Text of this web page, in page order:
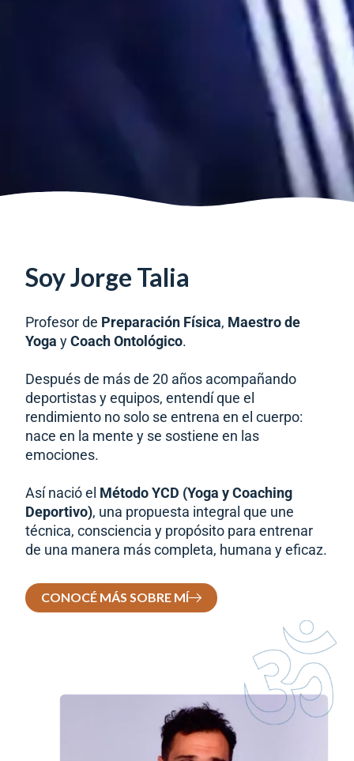
Soy Jorge Talia
Profesor de Preparación Física, Maestro de
Yoga yCoach Ontológico.
Después de más de 20 años acompañando
deportistas y equipos, entendí que el
rendimiento no solo se entrena en el cuerpo:
nace en la mente y se sostiene en las
emociones.
Así nació el Método YCD (Yoga y Coaching
Deportivo), una propuesta integral que une
técnica, consciencia y propósito para entrenar
de una manera más completa, humana y eficaz.
CONOCÉ MÁS SOBRE MÍ